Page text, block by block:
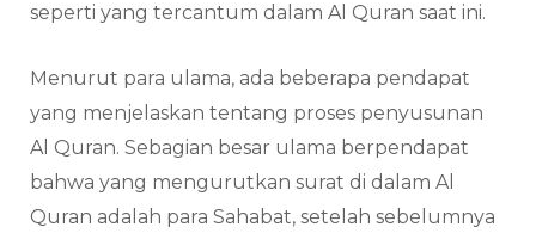
seperti yang tercantum dalam Al Quran saat ini.
Menurut para ulama, ada beberapa pendapat
yang menjelaskan tentang proses penyusunan
Al Quran. Sebagian besar ulama berpendapat
bahwa yang mengurutkan surat di dalam Al
Quran adalah para Sahabat, setelah sebelumnya